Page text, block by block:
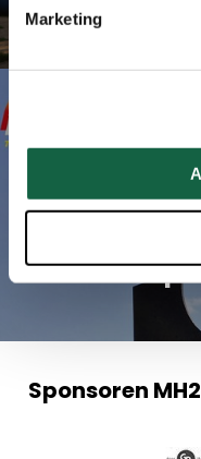
Marketing
het
Sponsoren